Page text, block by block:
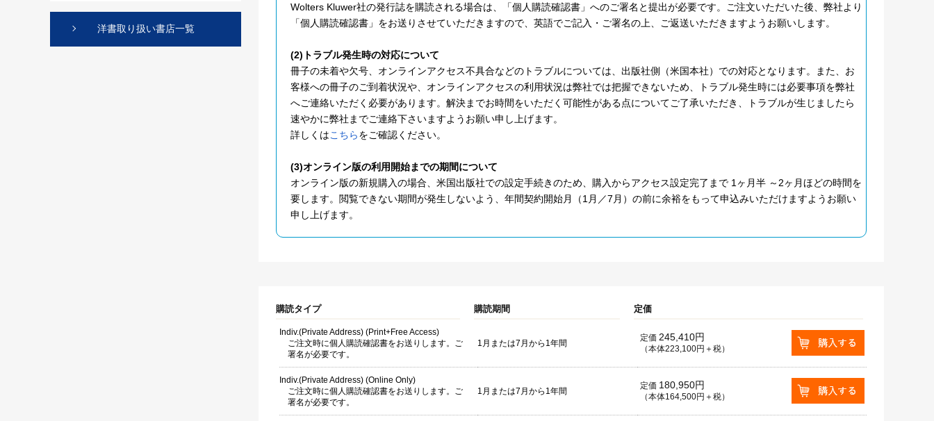
Wolters Kluwer社の発行誌を購読される場合は、「個人購読確認書」へのご署名と提出が必要です。ご注文いただいた後、弊社より
「個人購読確認書」をお送りさせていただきますので、英語でご記入・ご署名の上、ご返送いただきますようお願いします。
(2)トラブル発生時の対応について
冊子の未着や欠号、オンラインアクセス不具合などのトラブルについては、出版社側（米国本社）での対応となります。また、お
客様への冊子のご到着状況や、オンラインアクセスの利用状況は弊社では把握できないため、トラブル発生時には必要事項を弊社
へご連絡いただく必要があります。解決までお時間をいただく可能性がある点についてご了承いただき、トラブルが生じましたら
速やかに弊社までご連絡下さいますようお願い申し上げます。
詳しくはこちらをご確認ください。
(3)オンライン版の利用開始までの期間について
オンライン版の新規購入の場合、米国出版社での設定手続きのため、購入からアクセス設定完了まで 1ヶ月半 ～2ヶ月ほどの時間を
要します。閲覧できない期間が発生しないよう、年間契約開始月（1月／7月）の前に余裕をもって申込みいただけますようお願い
申し上げます。
購読タイプ 購読期間 定価
Indiv.(Private Address) (Print+Free Access)
ご注文時に個人購読確認書をお送りします。ご
署名が必要です。
1月または7月から1年間
定価 245,410円
（本体223,100円＋税）
Indiv.(Private Address) (Online Only)
ご注文時に個人購読確認書をお送りします。ご
署名が必要です。
1月または7月から1年間
定価 180,950円
（本体164,500円＋税）
洋書取り扱い書店一覧